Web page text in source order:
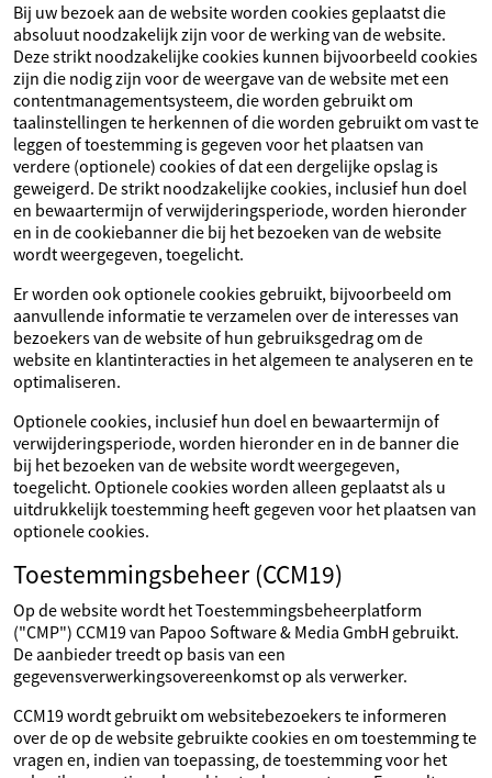
Bij uw bezoek aan de website worden cookies geplaatst die
absoluut noodzakelijk zijn voor de werking van de website.
Deze strikt noodzakelijke cookies kunnen bijvoorbeeld cookies
zijn die nodig zijn voor de weergave van de website met een
contentmanagementsysteem, die worden gebruikt om
taalinstellingen te herkennen of die worden gebruikt om vast te
leggen of toestemming is gegeven voor het plaatsen van
verdere (optionele) cookies of dat een dergelijke opslag is
geweigerd. De strikt noodzakelijke cookies, inclusief hun doel
en bewaartermijn of verwijderingsperiode, worden hieronder
en in de cookiebanner die bij het bezoeken van de website
wordt weergegeven, toegelicht.
Er worden ook optionele cookies gebruikt, bijvoorbeeld om
aanvullende informatie te verzamelen over de interesses van
bezoekers van de website of hun gebruiksgedrag om de
website en klantinteracties in het algemeen te analyseren en te
optimaliseren.
Optionele cookies, inclusief hun doel en bewaartermijn of
verwijderingsperiode, worden hieronder en in de banner die
bij het bezoeken van de website wordt weergegeven,
toegelicht. Optionele cookies worden alleen geplaatst als u
uitdrukkelijk toestemming heeft gegeven voor het plaatsen van
optionele cookies.
Toestemmingsbeheer (CCM19)
Op de website wordt het Toestemmingsbeheerplatform
("CMP") CCM19 van Papoo Software & Media GmbH gebruikt.
De aanbieder treedt op basis van een
gegevensverwerkingsovereenkomst op als verwerker.
CCM19 wordt gebruikt om websitebezoekers te informeren
over de op de website gebruikte cookies en om toestemming te
vragen en, indien van toepassing, de toestemming voor het